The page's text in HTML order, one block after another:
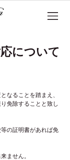
について
なることを踏まえ、
免除することと致し
の証明書があれば免
ません。